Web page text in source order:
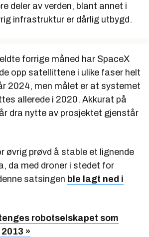
deler av verden, blant annet i
infrastruktur er dårlig utbygd.
forrige måned har SpaceX
opp satellittene i ulike faser helt
2024, men målet er at systemet
allerede i 2020. Akkurat på
dra nytte av prosjektet gjenstår
øvrig prøvd å stable et lignende
da med droner i stedet for
satsingen ble lagt ned i
robotselskapet som
»